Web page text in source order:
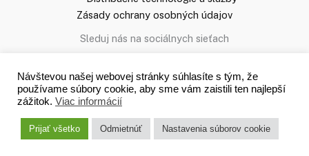
Zásady ochrany osobných údajov
Sleduj nás na sociálnych sieťach
© 2026Katedra spojov
Návštevou našej webovej stránky súhlasíte s tým, že
používame súbory cookie, aby sme vám zaistili ten najlepší
zážitok. Viac informácií
Prijať všetko Odmietnúť Nastavenia súborov cookie